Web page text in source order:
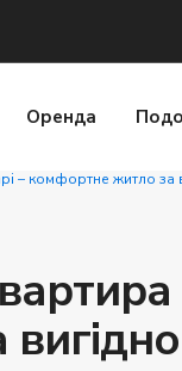
Оренда
– комфортне житло за